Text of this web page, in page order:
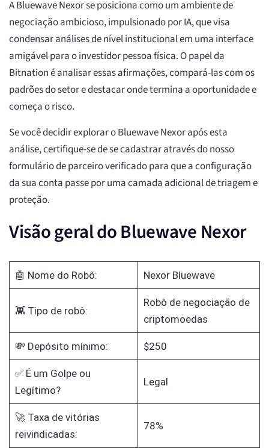
A Bluewave Nexor se posiciona como um ambiente de
negociação ambicioso, impulsionado por IA, que visa
condensar análises de nível institucional em uma interface
amigável para o investidor pessoa física. O papel da
Bitnation é analisar essas afirmações, compará-las com os
padrões do setor e destacar onde termina a oportunidade e
começa o risco.
Se você decidir explorar o Bluewave Nexor após esta
análise, certifique-se de se cadastrar através do nosso
formulário de parceiro verificado para que a configuração
da sua conta passe por uma camada adicional de triagem e
proteção.
Visão geral do Bluewave Nexor
🤖 Nome do Robô: Nexor Bluewave
👾 Tipo de robô:
Robô de negociação de
criptomoedas
💸 Depósito mínimo: $250
✅ É um Golpe ou
Legítimo?
Legal
🚀 Taxa de vitórias
reivindicadas:
78%